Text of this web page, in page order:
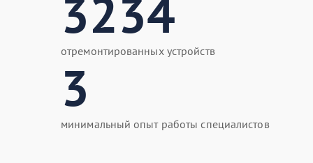
3234
отремонтированных устройств
3
минимальный опыт работы специалистов